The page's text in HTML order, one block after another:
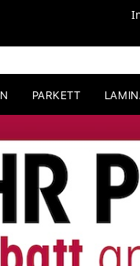
PARKETT